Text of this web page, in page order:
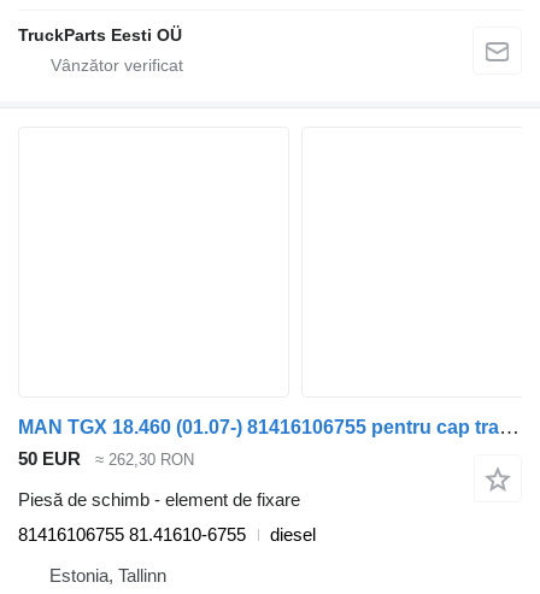
TruckParts Eesti OÜ
MAN TGX 18.460 (01.07-) 81416106755 pentru cap tractor MAN TGL, TGM, TGS, TGX (2005-2021)
50 EUR ≈ 262,30 RON
Piesă de schimb - element de fixare
81416106755 81.41610-6755
diesel
Estonia, Tallinn